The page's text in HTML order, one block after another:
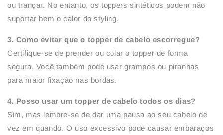
ou trançar. No entanto, os toppers sintéticos podem não
suportar bem o calor do styling.
3. Como evitar que o topper de cabelo escorregue?
Certifique-se de prender ou colar o topper de forma
segura. Você também pode usar grampos ou piranhas
para maior fixação nas bordas.
4. Posso usar um topper de cabelo todos os dias?
Sim, mas lembre-se de dar uma pausa ao seu cabelo de
vez em quando. O uso excessivo pode causar embaraços